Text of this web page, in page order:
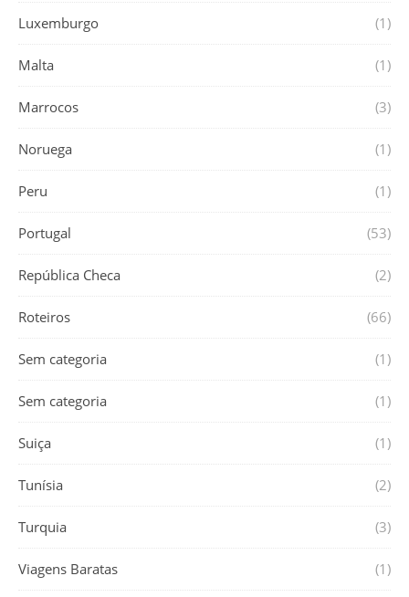
Luxemburgo (1)
Malta (1)
Marrocos (3)
Noruega (1)
Peru (1)
Portugal (53)
República Checa (2)
Roteiros (66)
Sem categoria (1)
Sem categoria (1)
Suiça (1)
Tunísia (2)
Turquia (3)
Viagens Baratas (1)